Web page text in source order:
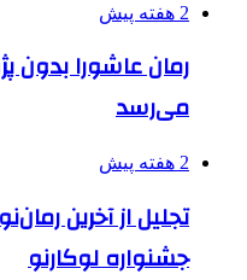
2 هفته پیش
رمان عاشورا بدون
می‌رسد
2 هفته پیش
تجلیل از آخرین
جشنواره لوکارنو